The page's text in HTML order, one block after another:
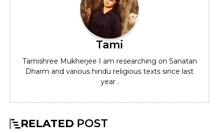
Tami
Tamishree Mukherjee I am researching on Sanatan
Dharm and various hindu religious texts since last
year .
RELATED POST